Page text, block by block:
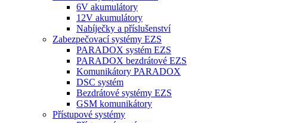
6V akumulátory
12V akumulátory
Nabíječky a příslušenství
Zabezpečovací systémy EZS
PARADOX systém EZS
PARADOX bezdrátové EZS
Komunikátory PARADOX
DSC systém
Bezdrátové systémy EZS
GSM komunikátory
Přístupové systémy